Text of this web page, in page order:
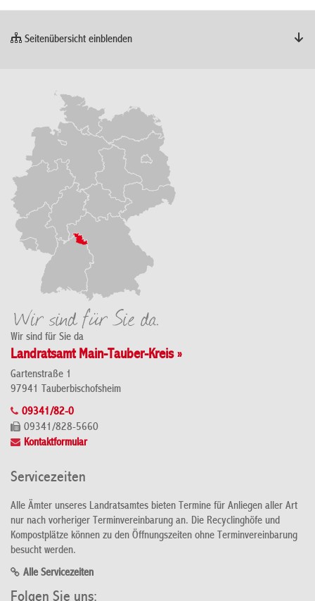
Seitenübersicht einblenden
Wir sind für Sie da
Landratsamt Main-Tauber-Kreis »
Gartenstraße 1
97941 Tauberbischofsheim
09341/82-0
09341/828-5660
Kontaktformular
Servicezeiten
Alle Ämter unseres Landratsamtes bieten Termine für Anliegen aller Art
nur nach vorheriger Terminvereinbarung an. Die Recyclinghöfe und
Kompostplätze können zu den Öffnungszeiten ohne Terminvereinbarung
besucht werden.
Alle Servicezeiten